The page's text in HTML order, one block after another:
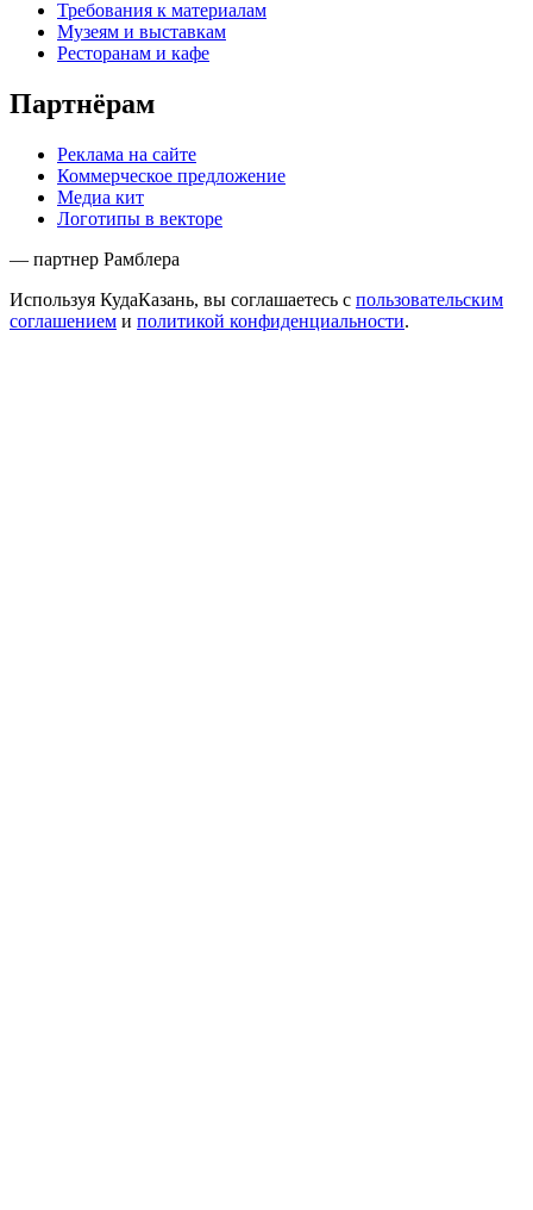
Требования к материалам
Музеям и выставкам
Ресторанам и кафе
Партнёрам
Реклама на сайте
Коммерческое предложение
Медиа кит
Логотипы в векторе
— партнер Рамблера
Используя КудаКазань, вы соглашаетесь с пользовательским
соглашением и политикой конфиденциальности.